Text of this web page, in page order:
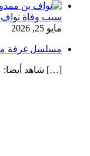
سبب وفاة
مايو 25, 2026
مسلسل غرفة مزدوجة
[…] شاهد أيضا: